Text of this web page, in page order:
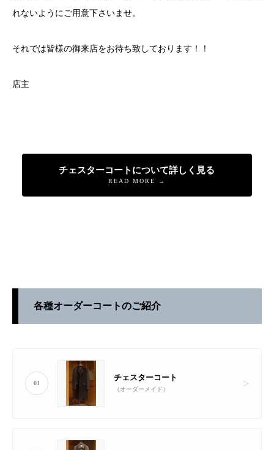
れないようにご用意下さいませ。
それでは皆様の御来店をお待ち致しております！！
店主
チェスターコートについて詳しく見る
READ MORE →
各種オーダーコートのご紹介
01
チェスターコート
（オーダーメイド）